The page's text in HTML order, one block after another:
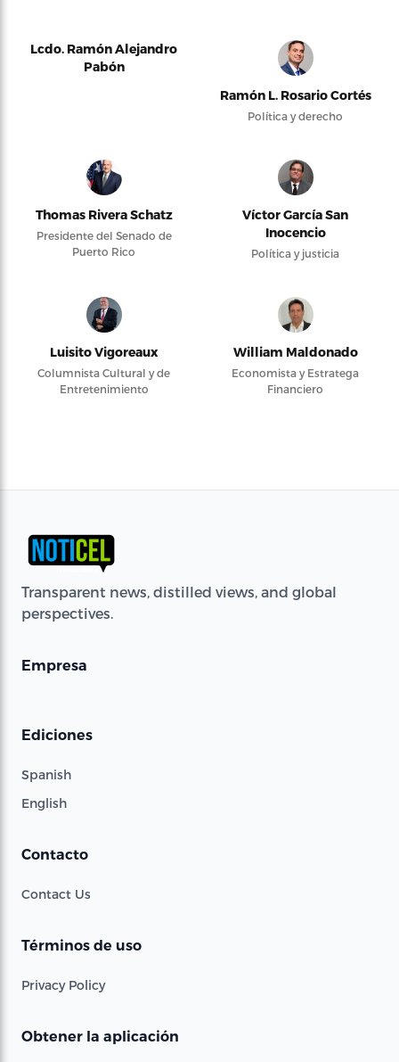
Lcdo. Ramón Alejandro
Pabón
Ramón L. Rosario Cortés
Política y derecho
Thomas Rivera Schatz
Presidente del Senado de
Puerto Rico
Víctor García San
Inocencio
Política y justicia
Luisito Vigoreaux
Columnista Cultural y de
Entretenimiento
William Maldonado
Economista y Estratega
Financiero
Transparent news, distilled views, and global
perspectives.
Empresa
Ediciones
Spanish
English
Contacto
Contact Us
Términos de uso
Privacy Policy
Obtener la aplicación